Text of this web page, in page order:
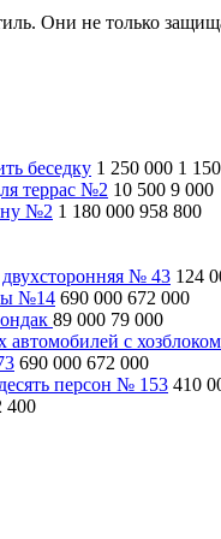
Они не только
беседку 1 250 000 1
террас №2 10 500 9 000
№2 1 180 000 958 800
№ 43 124
№14 690 000 672 000
89 000 79 000
автомобилей с
690 000 672 000
персон № 153 410
400